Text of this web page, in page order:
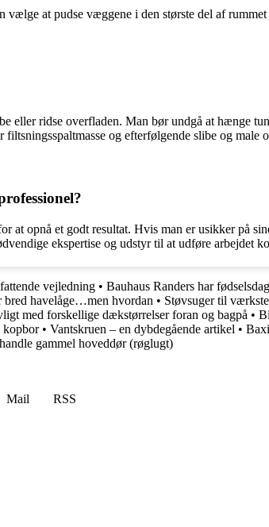
at pudse væggene i den største del af
ridse overfladen. Man bør undgå at hænge
og efterfølgende slibe og male
opnå et godt resultat. Hvis man er usikker på
ekspertise og udstyr til at udføre arbejdet
vejledning • Bauhaus Randers har
bred havelåge…men hvordan • Støvsuger til
med forskellige dækstørrelser foran og bagpå •
kopbor• Vantskruen – en dybdegående artikel •
gammel hoveddør (røglugt)
Mail
RSS